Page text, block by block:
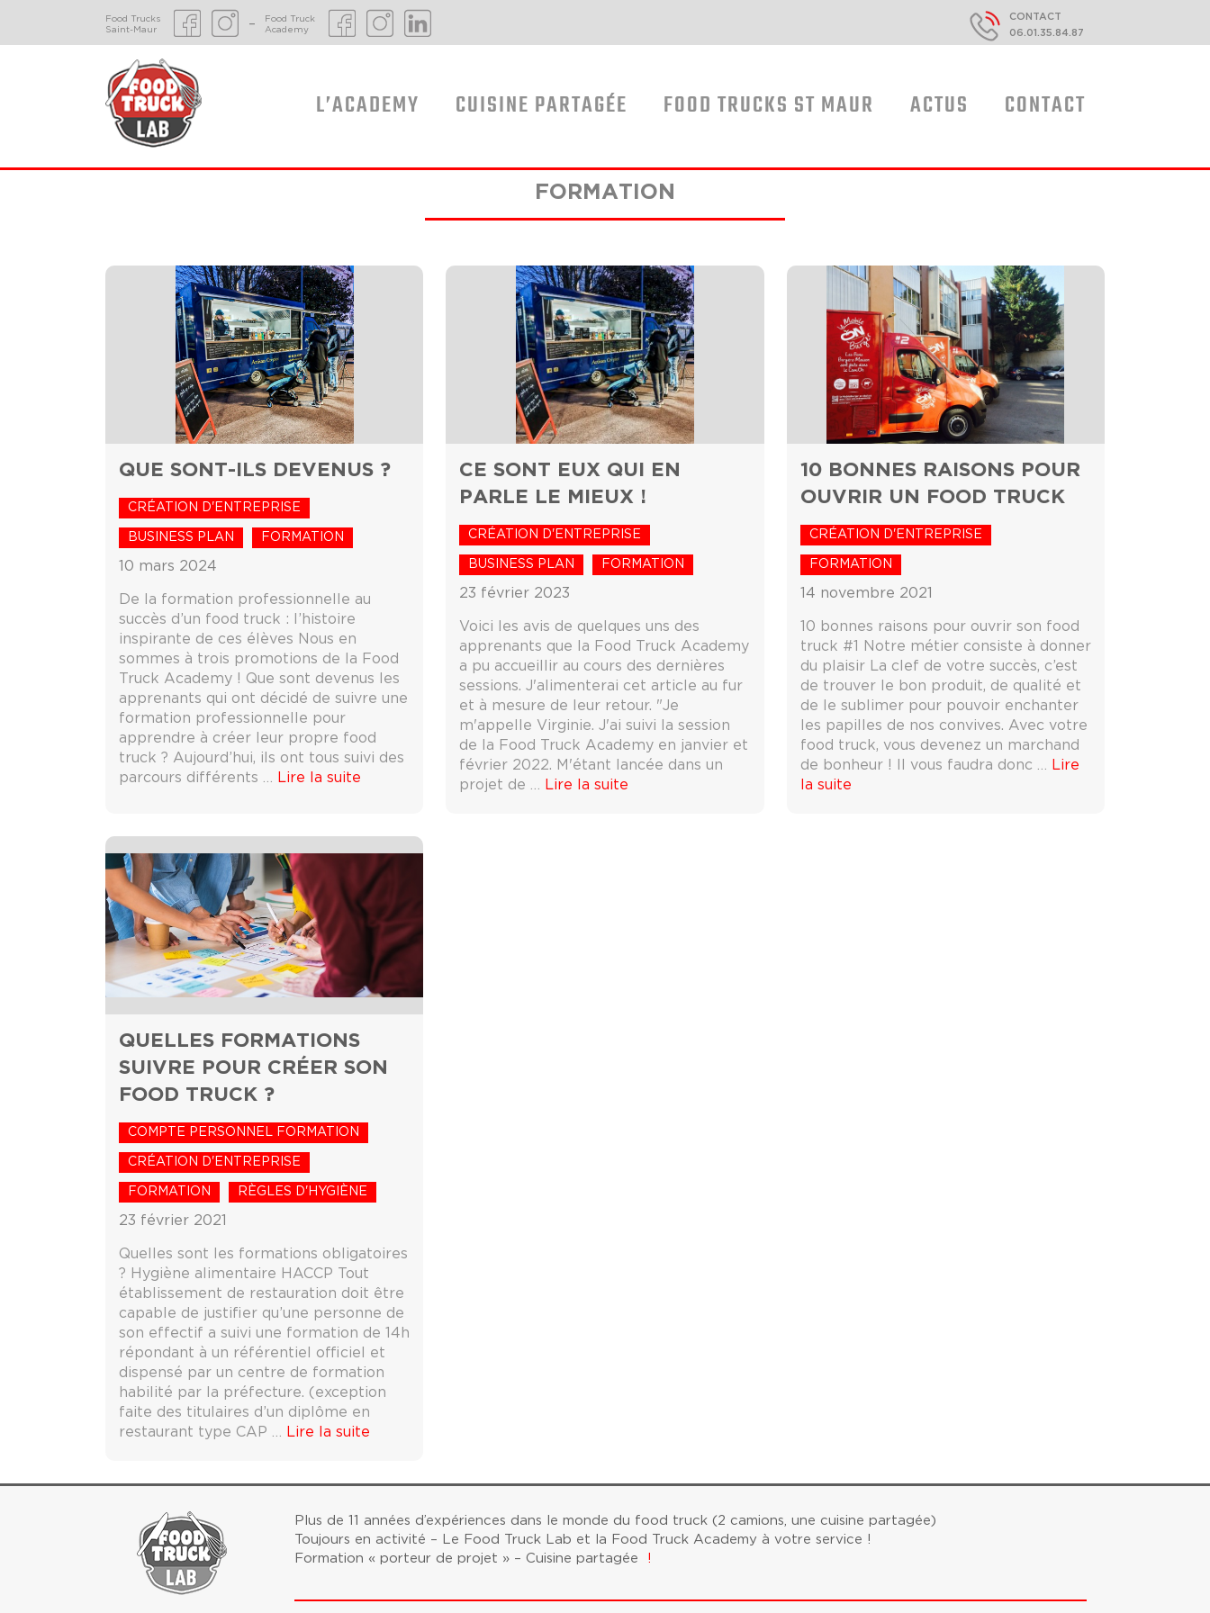
Food Trucks
Saint-Maur
–
Food Truck
Academy
CONTACT
06.01.35.84.87
L’ACADEMY CUISINE PARTAGÉE FOOD TRUCKS ST MAUR ACTUS CONTACT
FORMATION
QUE SONT-ILS DEVENUS ?
CRÉATION D'ENTREPRISE
BUSINESS PLAN FORMATION
10 mars 2024
De la formation professionnelle au
succès d’un food truck : l’histoire
inspirante de ces élèves Nous en
sommes à trois promotions de la Food
Truck Academy ! Que sont devenus les
apprenants qui ont décidé de suivre une
formation professionnelle pour
apprendre à créer leur propre food
truck ? Aujourd’hui, ils ont tous suivi des
parcours différents …
Lire la suite
CE SONT EUX QUI EN
PARLE LE MIEUX !
CRÉATION D'ENTREPRISE
BUSINESS PLAN FORMATION
23 février 2023
Voici les avis de quelques uns des
apprenants que la Food Truck Academy
a pu accueillir au cours des dernières
sessions. J'alimenterai cet article au fur
et à mesure de leur retour. "Je
m'appelle Virginie. J'ai suivi la session
de la Food Truck Academy en janvier et
février 2022. M'étant lancée dans un
projet de …
Lire la suite
10 BONNES RAISONS POUR
OUVRIR UN FOOD TRUCK
CRÉATION D'ENTREPRISE
FORMATION
14 novembre 2021
10 bonnes raisons pour ouvrir son food
truck #1 Notre métier consiste à donner
du plaisir La clef de votre succès, c’est
de trouver le bon produit, de qualité et
de le sublimer pour pouvoir enchanter
les papilles de nos convives. Avec votre
food truck, vous devenez un marchand
de bonheur ! Il vous faudra donc …
Lire
la suite
QUELLES FORMATIONS
SUIVRE POUR CRÉER SON
FOOD TRUCK ?
COMPTE PERSONNEL FORMATION
CRÉATION D'ENTREPRISE
FORMATION RÈGLES D'HYGIÈNE
23 février 2021
Quelles sont les formations obligatoires
? Hygiène alimentaire HACCP Tout
établissement de restauration doit être
capable de justifier qu’une personne de
son effectif a suivi une formation de 14h
répondant à un référentiel officiel et
dispensé par un centre de formation
habilité par la préfecture. (exception
faite des titulaires d’un diplôme en
restaurant type CAP …
Lire la suite
Plus de 11 années d’expériences dans le monde du food truck (2 camions, une cuisine partagée)
Toujours en activité – Le Food Truck Lab et la Food Truck Academy à votre service !
Formation « porteur de projet » – Cuisine partagée !